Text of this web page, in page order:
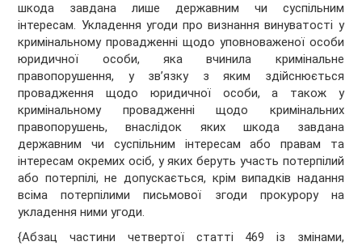
шкода завдана лише державним чи суспільним
інтересам. Укладення угоди про визнання винуватості у
кримінальному провадженні щодо уповноваженої особи
юридичної особи, яка вчинила кримінальне
правопорушення, у зв’язку з яким здійснюється
провадження щодо юридичної особи, а також у
кримінальному провадженні щодо кримінальних
правопорушень, внаслідок яких шкода завдана
державним чи суспільним інтересам або правам та
інтересам окремих осіб, у яких беруть участь потерпілий
або потерпілі, не допускається, крім випадків надання
всіма потерпілими письмової згоди прокурору на
укладення ними угоди.
{Абзац частини четвертої статті 469 із змінами,